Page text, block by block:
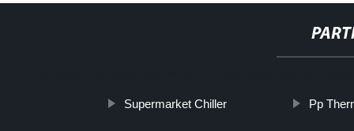
Supermarket Chiller Pp